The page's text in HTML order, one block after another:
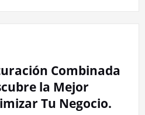
Combinada
la Mejor
Tu Negocio.